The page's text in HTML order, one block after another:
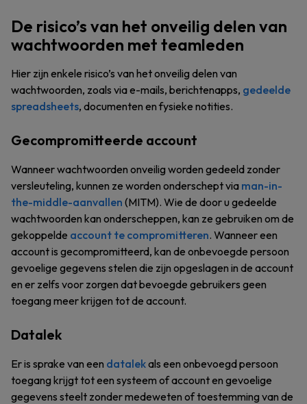
De risico’s van het onveilig delen van
wachtwoorden met teamleden
Hier zijn enkele risico’s van het onveilig delen van
wachtwoorden, zoals via e-mails, berichtenapps, gedeelde
spreadsheets, documenten en fysieke notities.
Gecompromitteerde account
Wanneer wachtwoorden onveilig worden gedeeld zonder
versleuteling, kunnen ze worden onderschept via man-in-
the-middle-aanvallen (MITM). Wie de door u gedeelde
wachtwoorden kan onderscheppen, kan ze gebruiken om de
gekoppelde account te compromitteren. Wanneer een
account is gecompromitteerd, kan de onbevoegde persoon
gevoelige gegevens stelen die zijn opgeslagen in de account
en er zelfs voor zorgen dat bevoegde gebruikers geen
toegang meer krijgen tot de account.
Datalek
Er is sprake van een datalekals een onbevoegd persoon
toegang krijgt tot een systeem of account en gevoelige
gegevens steelt zonder medeweten of toestemming van de